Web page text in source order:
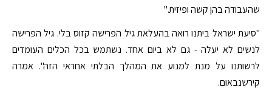
שהעבודה בהן קשה ופיזית."
"סיעת ישראל ביתנו רואה בהעלאת גיל הפרישה קזוס בלי. גיל הפרישה
לנשים לא יעלה - גם לא ביום אחד. נשתמש בכל הכלים העומדים
לרשותנו על מנת למנוע את המהלך הבלתי אחראי הזה". אמרה
קירשנבאום.